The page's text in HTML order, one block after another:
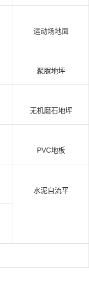
运动场地面
聚脲地坪
无机磨石地坪
PVC地板
水泥自流平